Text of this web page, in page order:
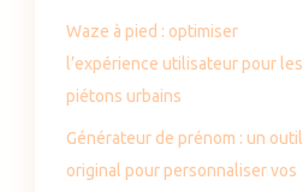
Waze à pied : optimiser
l’expérience utilisateur pour les
piétons urbains
Générateur de prénom : un outil
original pour personnaliser vos